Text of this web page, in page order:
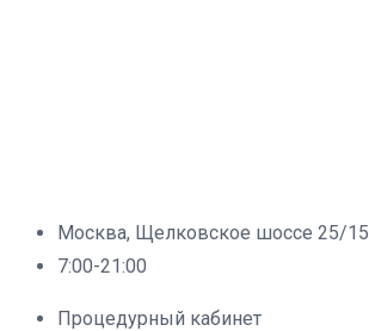
Москва, Щелковское шоссе 25/15
7:00-21:00
Процедурный кабинет